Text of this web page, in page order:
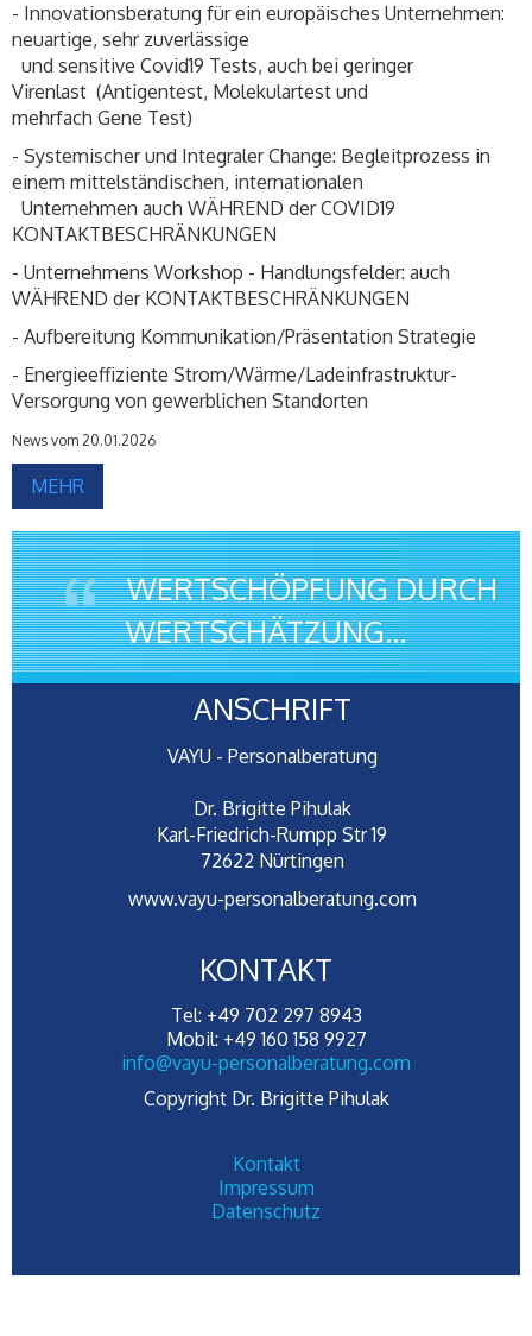
- Innovationsberatung für ein europäisches Unternehmen:
neuartige, sehr zuverlässige
und sensitive Covid19 Tests, auch bei geringer
Virenlast (Antigentest, Molekulartest und
mehrfach Gene Test)
- Systemischer und Integraler Change: Begleitprozess in
einem mittelständischen, internationalen
Unternehmen auch WÄHREND der COVID19
KONTAKTBESCHRÄNKUNGEN
- Unternehmens Workshop - Handlungsfelder: auch
WÄHREND der KONTAKTBESCHRÄNKUNGEN
- Aufbereitung Kommunikation/Präsentation Strategie
- Energieeffiziente Strom/Wärme/Ladeinfrastruktur-
Versorgung von gewerblichen Standorten
News vom 20.01.2026
MEHR
WERTSCHÖPFUNG DURCH
WERTSCHÄTZUNG...
ANSCHRIFT
VAYU - Personalberatung
Dr. Brigitte Pihulak
Karl-Friedrich-Rumpp Str 19
72622 Nürtingen
www.vayu-personalberatung.com
KONTAKT
Tel: +49 702 297 8943
Mobil: +49 160 158 9927
info@vayu-personalberatung.com
Copyright Dr. Brigitte Pihulak
Kontakt
Impressum
Datenschutz